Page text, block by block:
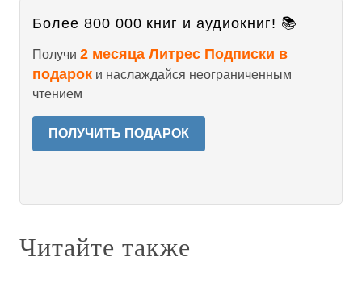
Более 800 000 книг и аудиокниг! 📚
Получи 2 месяца Литрес Подписки в
подарок и наслаждайся неограниченным
чтением
ПОЛУЧИТЬ ПОДАРОК
Читайте также